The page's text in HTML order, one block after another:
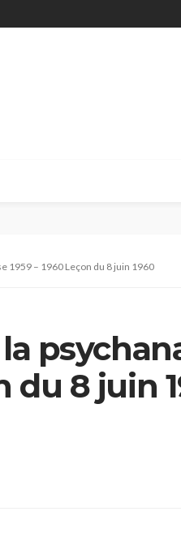
1959 – 1960 Leçon du 8 juin 1960
du 8 juin